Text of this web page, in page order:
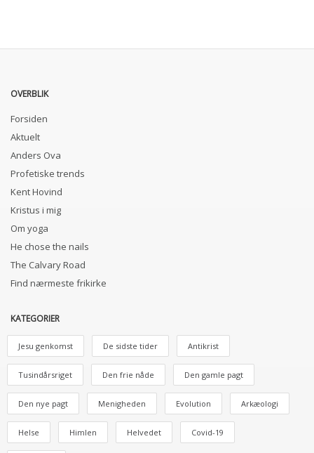
OVERBLIK
Forsiden
Aktuelt
Anders Ova
Profetiske trends
Kent Hovind
Kristus i mig
Om yoga
He chose the nails
The Calvary Road
Find nærmeste frikirke
KATEGORIER
Jesu genkomst De sidste tider Antikrist
Tusindårsriget Den frie nåde Den gamle pagt
Den nye pagt Menigheden Evolution Arkæologi
Helse Himlen Helvedet Covid-19